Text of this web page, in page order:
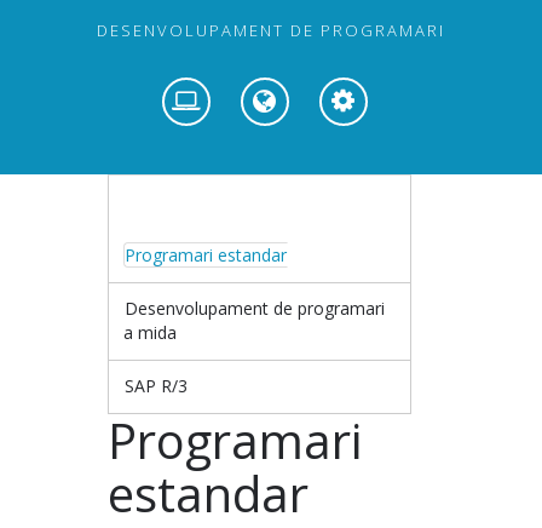
DESENVOLUPAMENT DE PROGRAMARI
Programari estandar
Desenvolupament de programari
a mida
SAP R/3
Programari
estandar